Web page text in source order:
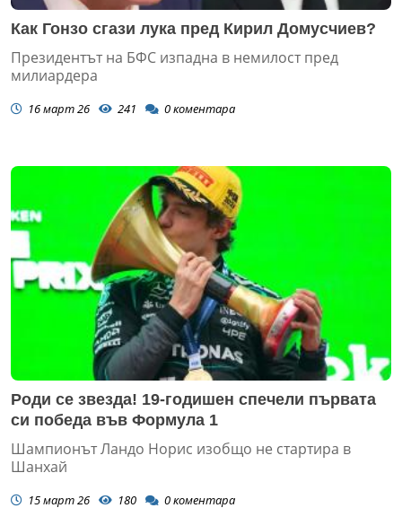
Как Гонзо сгази лука пред Кирил Домусчиев?
Президентът на БФС изпадна в немилост пред
милиардера
16 март 26 241 0коментара
Роди се звезда! 19-годишен спечели първата
си победа във Формула 1
Шампионът Ландо Норис изобщо не стартира в
Шанхай
15 март 26 180 0коментара